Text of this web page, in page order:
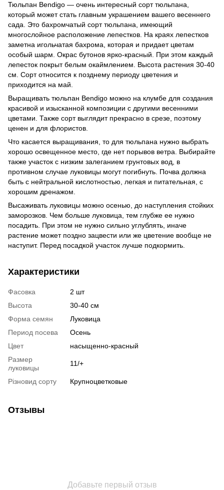
Тюльпан Bendigo — очень интересный сорт тюльпана,
который может стать главным украшением вашего весеннего
сада. Это бахромчатый сорт тюльпана, имеющий
многослойное расположение лепестков. На краях лепестков
заметна игольчатая бахрома, которая и придает цветам
особый шарм. Окрас бутонов ярко-красный. При этом каждый
лепесток покрыт белым окаймлением. Высота растения 30-40
см. Сорт относится к позднему периоду цветения и
приходится на май.
Выращивать тюльпан Bendigo можно на клумбе для создания
красивой и изысканной композиции с другими весенними
цветами. Также сорт выглядит прекрасно в срезе, поэтому
ценен и для флористов.
Что касается выращивания, то для тюльпана нужно выбрать
хорошо освещенное место, где нет порывов ветра. Выбирайте
также участок с низким залеганием грунтовых вод, в
противном случае луковицы могут погибнуть. Почва должна
быть с нейтральной кислотностью, легкая и питательная, с
хорошим дренажом.
Высаживать луковицы можно осенью, до наступления стойких
заморозков. Чем больше луковица, тем глубже ее нужно
посадить. При этом не нужно сильно углублять, иначе
растение может поздно зацвести или же цветение вообще не
наступит. Перед посадкой участок лучше подкормить.
Характеристики
Фасовка
2 шт
Высота
30-40 см
Форма семян
Луковица
Период посева
Осень
Цвет
насыщенно-красный
Размер
луковицы
11/+
Різновид сорту Крупноцветковые
Отзывы
Добавьте первый отзыв